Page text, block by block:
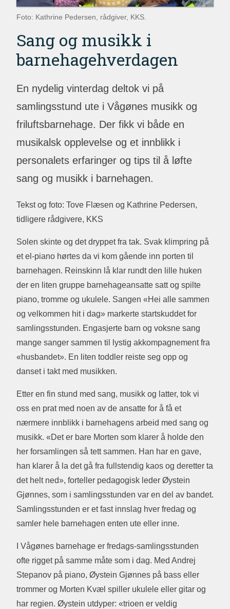
Foto: Kathrine Pedersen, rådgiver, KKS.
Sang og musikk i
barnehagehverdagen
En nydelig vinterdag deltok vi på
samlingsstund ute i Vågønes musikk og
friluftsbarnehage. Der fikk vi både en
musikalsk opplevelse og et innblikk i
personalets erfaringer og tips til å løfte
sang og musikk i barnehagen.
Tekst og foto: Tove Flæsen og Kathrine Pedersen,
tidligere rådgivere, KKS
Solen skinte og det dryppet fra tak. Svak klimpring på
et el-piano hørtes da vi kom gående inn porten til
barnehagen. Reinskinn lå klar rundt den lille huken
der en liten gruppe barnehageansatte satt og spilte
piano, tromme og ukulele. Sangen «Hei alle sammen
og velkommen hit i dag» markerte startskuddet for
samlingsstunden. Engasjerte barn og voksne sang
mange sanger sammen til lystig akkompagnement fra
«husbandet». En liten toddler reiste seg opp og
danset i takt med musikken.
Etter en fin stund med sang, musikk og latter, tok vi
oss en prat med noen av de ansatte for å få et
nærmere innblikk i barnehagens arbeid med sang og
musikk. «Det er bare Morten som klarer å holde den
her forsamlingen så tett sammen. Han har en gave,
han klarer å la det gå fra fullstendig kaos og deretter ta
det helt ned», forteller pedagogisk leder Øystein
Gjønnes, som i samlingsstunden var en del av bandet.
Samlingsstunden er et fast innslag hver fredag og
samler hele barnehagen enten ute eller inne.
I Vågønes barnehage er fredags-samlingsstunden
ofte rigget på samme måte som i dag. Med Andrej
Stepanov på piano, Øystein Gjønnes på bass eller
trommer og Morten Kvæl spiller ukulele eller gitar og
har regien. Øystein utdyper: «trioen er veldig